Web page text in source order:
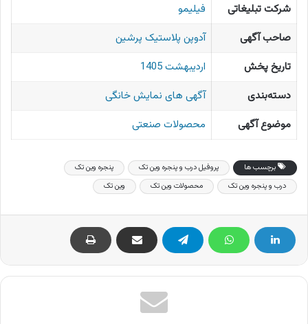
شرکت تبلیغاتی
فیلیمو
صاحب آگهی
آدوپن پلاستیک پرشین
تاریخ پخش
اردیبهشت 1405
دسته‌بندی
آگهی های نمایش خانگی
موضوع آگهی
محصولات صنعتی
برچسب ها پروفیل درب و پنجره وین تک
پنجره وین تک
درب و پنجره وین تک
محصولات وین تک وین تک